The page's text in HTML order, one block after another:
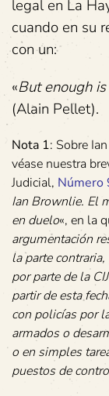
legal en La
cuando en su
con un:
«But enough
(Alain Pellet).
Nota 1: Sobre
véase nuestra
Judicial, Número
Ian Brownlie. El
en duelo«, en la
argumentación
la parte
por parte de la
partir de esta
con policías por
armados o
o en simples
puestos de